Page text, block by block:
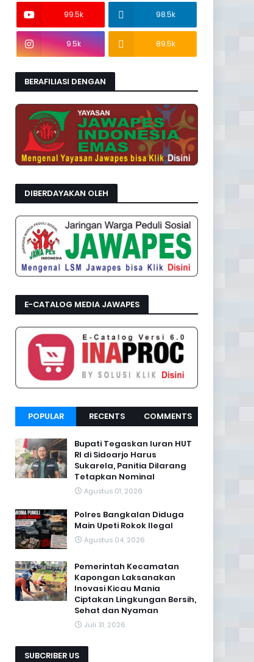
99.5k 98.5k
9.5k 89.5k
BERAFILIASI DENGAN
DIBERDAYAKAN OLEH
E-CATALOG MEDIA JAWAPES
POPULAR RECENTS COMMENTS
Bupati Tegaskan Iuran HUT
RI di Sidoarjo Harus
Sukarela, Panitia Dilarang
Tetapkan Nominal
Agustus 01, 2026
Polres Bangkalan Diduga
Main Upeti Rokok Ilegal
Agustus 04, 2026
Pemerintah Kecamatan
Kapongan Laksanakan
Inovasi Kicau Mania
Ciptakan Lingkungan Bersih,
Sehat dan Nyaman
Juli 31, 2026
SUBCRIBER US